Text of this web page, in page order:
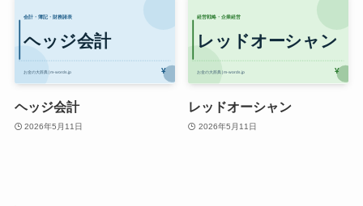
ヘッジ会計
2026年5月11日
レッドオーシャン
2026年5月11日